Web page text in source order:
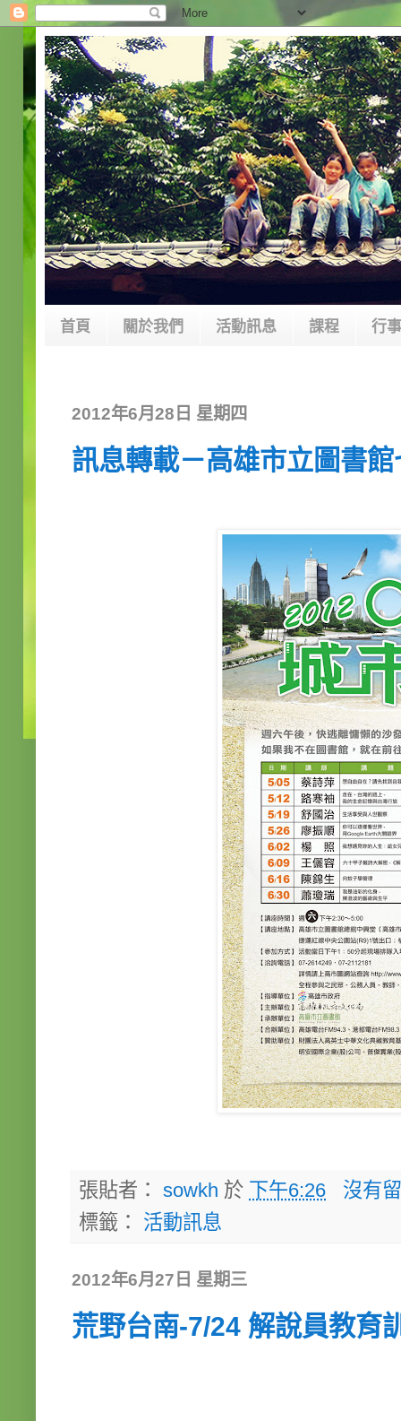
首頁 關於我們 活動訊息 課程 行
2012年6月28日 星期四
訊息轉載－高雄市立圖書
張貼者： sowkh 於 下午6:26
沒有
標籤： 活動訊息
2012年6月27日 星期三
荒野台南-7/24 解說員教育